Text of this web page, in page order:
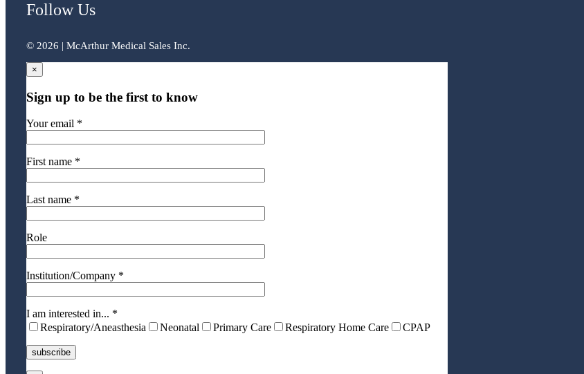
Follow Us
© 2026 | McArthur Medical Sales Inc.
×
Sign up to be the first to know
Your email *
First name *
Last name *
Role
Institution/Company *
I am interested in... *
Respiratory/Aneasthesia
Neonatal Primary Care Respiratory Home Care CPAP